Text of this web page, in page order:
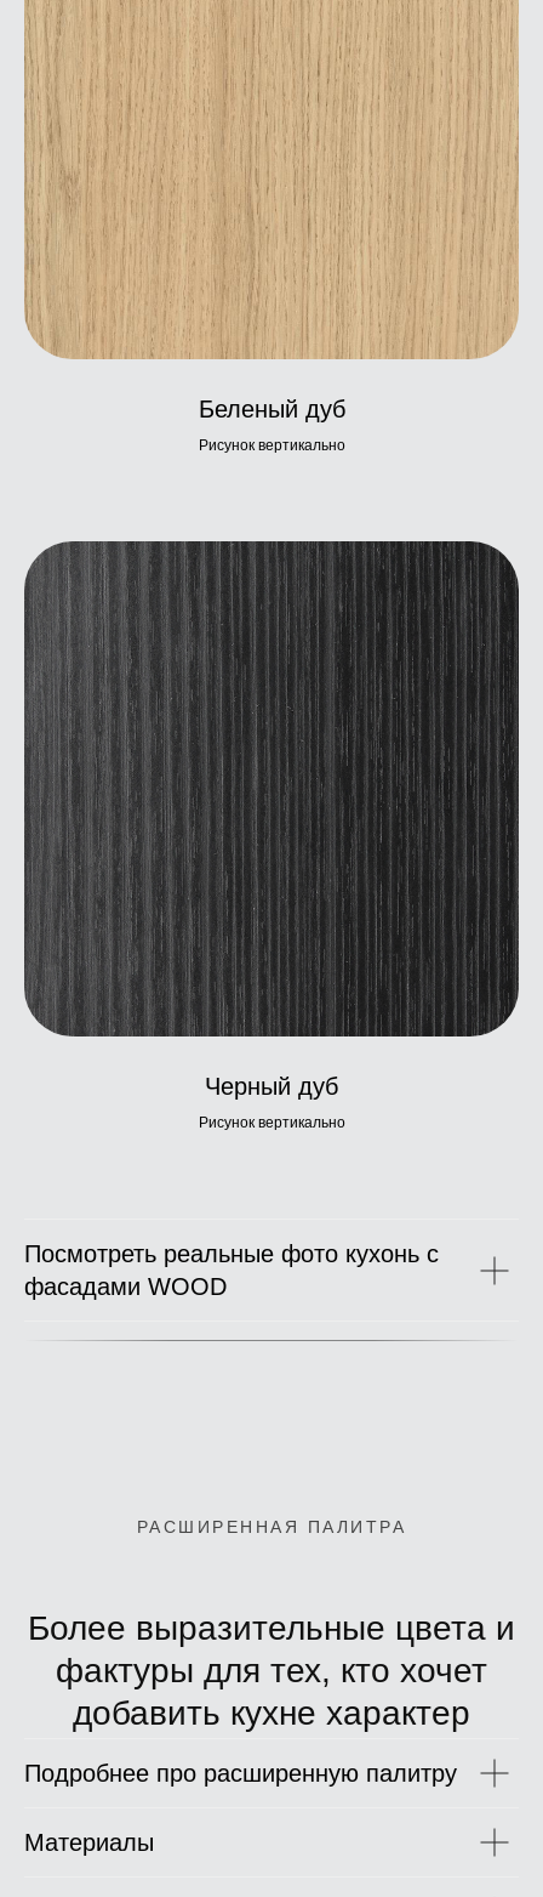
Беленый дуб
Рисунок вертикально
Черный дуб
Рисунок вертикально
Посмотреть реальные фото кухонь с
фасадами WOOD
РАСШИРЕННАЯ ПАЛИТРА
Более выразительные цвета и
фактуры для тех, кто хочет
добавить кухне характер
Подробнее про расширенную палитру
Материалы